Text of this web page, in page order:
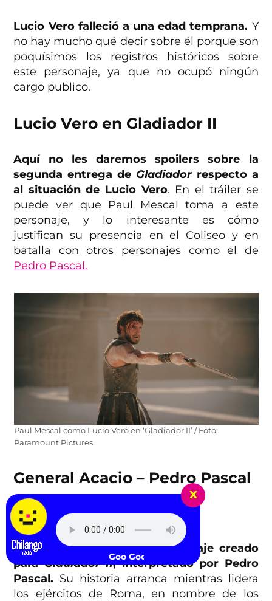
Lucio Vero falleció a una edad temprana. Y
no hay mucho qué decir sobre él porque son
poquísimos los registros históricos sobre
este personaje, ya que no ocupó ningún
cargo publico.
Lucio Vero en Gladiador II
Aquí no les daremos spoilers sobre la
segunda entrega de Gladiadorrespecto a
al situación de Lucio Vero. En el tráiler se
puede ver que Paul Mescal toma a este
personaje, y lo interesante es cómo
justifican su presencia en el Coliseo y en
batalla con otros personajes como el de
Pedro Pascal.
Paul Mescal como Lucio Vero en ‘Gladiador II’ / Foto:
Paramount Pictures
General Acacio – Pedro Pascal
Gladiador II (2024)
El general Acacio es un personaje creado
paraGladiador II, interpretado por Pedro
Pascal. Su historia arranca mientras lidera
los ejércitos de Roma, en nombre de los
x
Goo Goo Dolls - Iris